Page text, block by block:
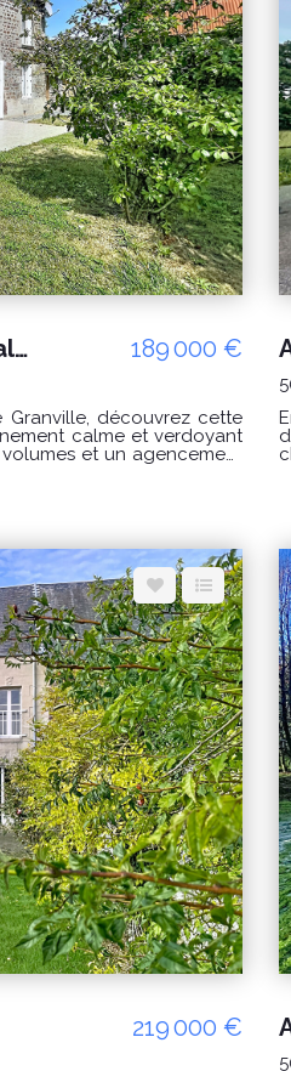
À vendre ? Charmante maison familiale avec dépendance à Hudimesnil 189 000 €
découvrez cette
calme et verdoyant
Une arrière-cuisine
foyer ouvert, créant une
leur salle d'eau privative,
offrant de multiples
activité professionnelle ou
d'eau privative. Ancien gîte
conforme aux normes
-
les
sur le site Géorisques :
Delamarche Immobilier,
219 000 €